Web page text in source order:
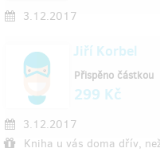
3.12.2017
Jiří Korbel
3.12.2017
Kniha u vás doma dřív,
Přispěno částkou
299 Kč